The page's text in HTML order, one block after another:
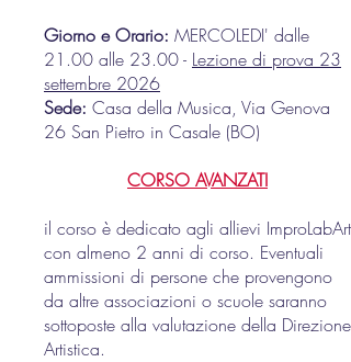
Giorno e Orario: MERCOLEDI' dalle
21.00 alle 23.00 - Lezione di prova 23
settembre 2026
Sede: Casa della Musica, Via Genova
26 San Pietro in Casale (BO)
CORSO AVANZATI
il corso è dedicato agli allievi ImproLabArt
con almeno 2 anni di corso. Eventuali
ammissioni di persone che provengono
da altre associazioni o scuole saranno
sottoposte alla valutazione della Direzione
Artistica.